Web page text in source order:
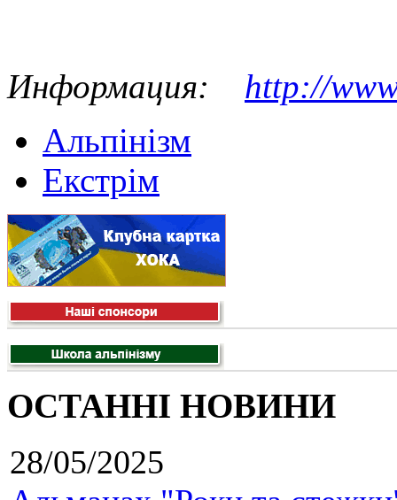
Информация: http://
Альпінізм
Екстрім
ОСТАННІ НОВИНИ
28/05/2025